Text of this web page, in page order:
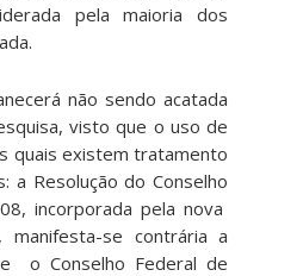
pela maioria dos
não sendo acatada
visto que o uso de
quais existem tratamento
a Resolução do Conselho
incorporada pela nova
manifesta-se contrária a
o Conselho Federal de